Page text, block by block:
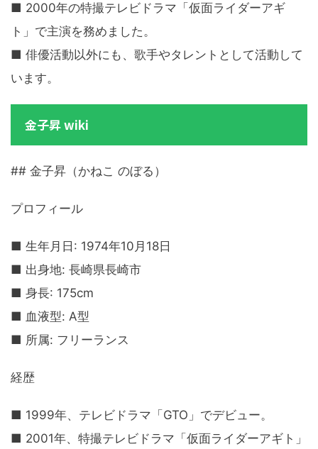
■ 2000年の特撮テレビドラマ「仮面ライダーアギ
ト」で主演を務めました。
■ 俳優活動以外にも、歌手やタレントとして活動して
います。
金子昇 wiki
## 金子昇（かねこ のぼる）
プロフィール
■ 生年月日: 1974年10月18日
■ 出身地: 長崎県長崎市
■ 身長: 175cm
■ 血液型: A型
■ 所属: フリーランス
経歴
■ 1999年、テレビドラマ「GTO」でデビュー。
■ 2001年、特撮テレビドラマ「仮面ライダーアギト」